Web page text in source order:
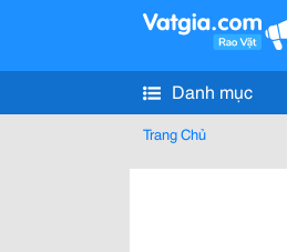
Danh mục
Trang Chủ